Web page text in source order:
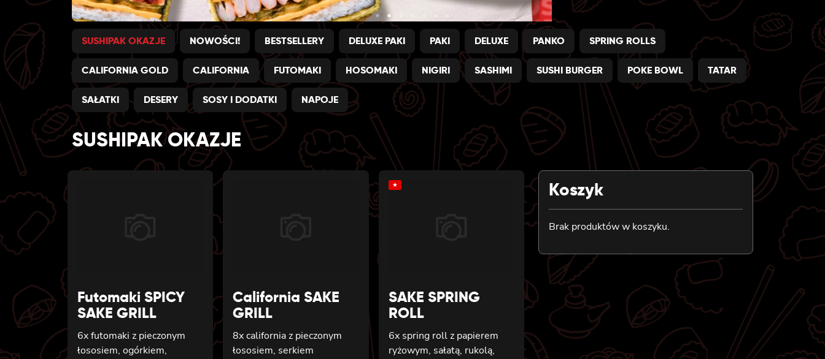
SUSHIPAK OKAZJE NOWOŚCI! BESTSELLERY DELUXE PAKI PAKI DELUXE PANKO SPRING ROLLS
CALIFORNIA GOLD CALIFORNIA FUTOMAKI HOSOMAKI NIGIRI SASHIMI SUSHI BURGER POKE BOWL TATAR
SAŁATKI DESERY SOSY I DODATKI NAPOJE
SUSHIPAK OKAZJE
Futomaki SPICY
SAKE GRILL
6x futomaki z pieczonym
łososiem, ogórkiem,
California SAKE
GRILL
8x california z pieczonym
łososiem, serkiem
★
SAKE SPRING
ROLL
6x spring roll z papierem
ryżowym, sałatą, rukolą,
Koszyk
Brak produktów w koszyku.